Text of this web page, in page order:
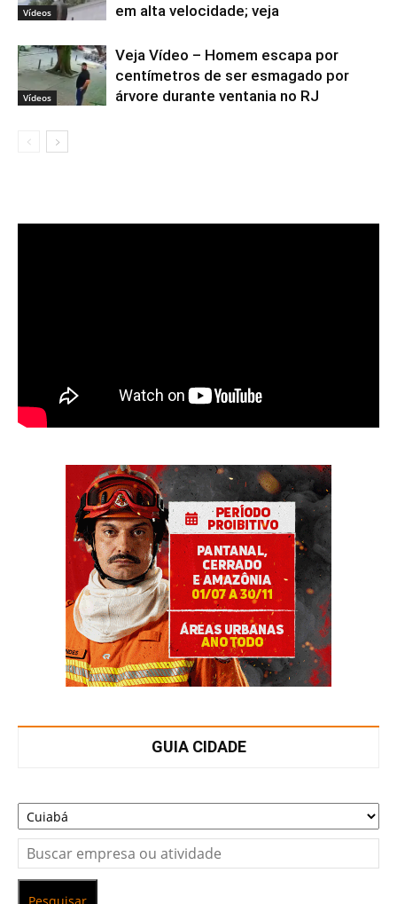
Vídeos
em alta velocidade; veja
Vídeos
Veja Vídeo – Homem escapa por
centímetros de ser esmagado por
árvore durante ventania no RJ
GUIA CIDADE